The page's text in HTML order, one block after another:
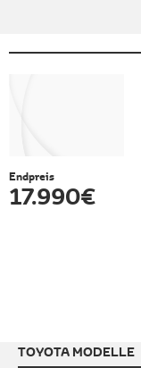
Endpreis
17.990 €
TOYOTA MODELLE